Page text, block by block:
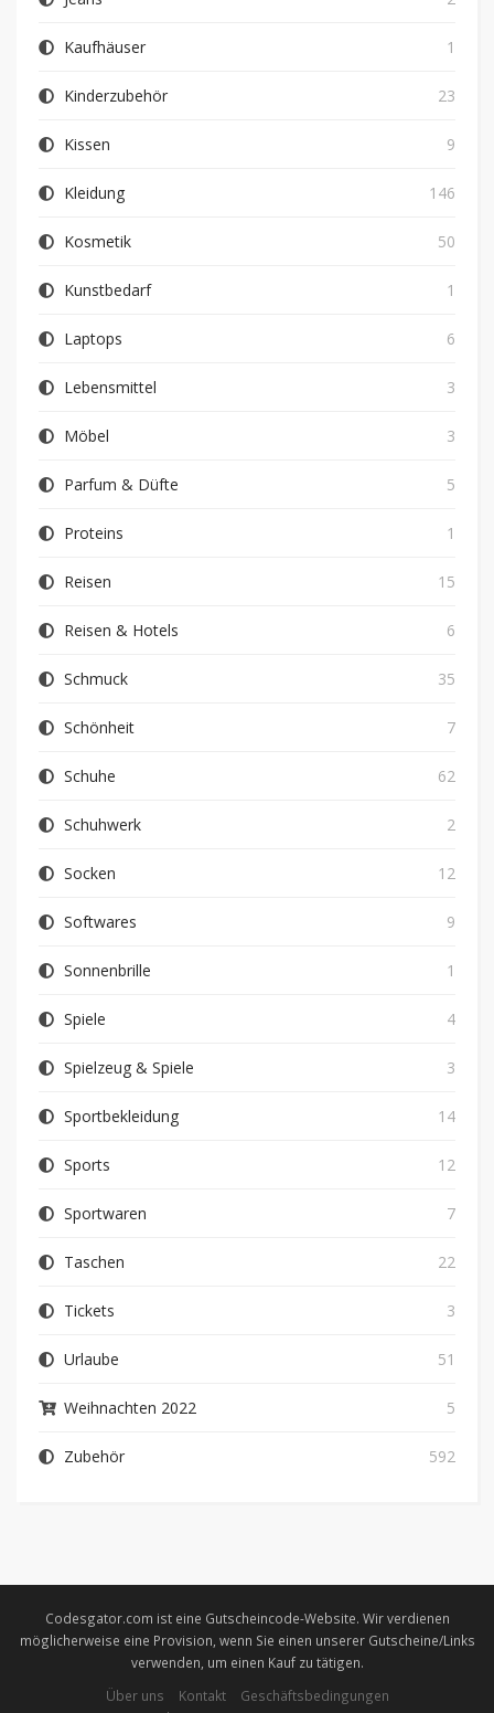
Kaufhäuser 1
Kinderzubehör 23
Kissen 9
Kleidung 146
Kosmetik 50
Kunstbedarf 1
Laptops 6
Lebensmittel 3
Möbel 3
Parfum & Düfte 5
Proteins 1
Reisen 15
Reisen & Hotels 6
Schmuck 35
Schönheit 7
Schuhe 62
Schuhwerk 2
Socken 12
Softwares 9
Sonnenbrille 1
Spiele 4
Spielzeug & Spiele 3
Sportbekleidung 14
Sports 12
Sportwaren 7
Taschen 22
Tickets 3
Urlaube 51
Weihnachten 2022 5
Zubehör 592
Codesgator.com ist eine Gutscheincode-Website. Wir verdienen
möglicherweise eine Provision, wenn Sie einen unserer Gutscheine/Links
verwenden, um einen Kauf zu tätigen.
Über uns
Kontakt
Geschäftsbedingungen